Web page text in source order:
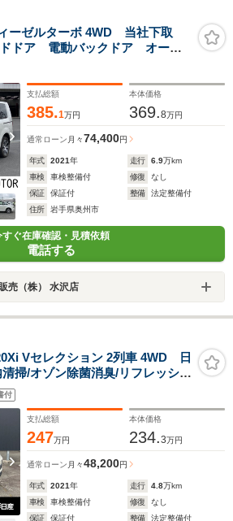
ーゼルターボ 4WD 当社下取
ドア 電動バックドア オート
支払総額
385.1万円
本体価格
369.8万円
通常ローン 月々74,400円
年式 2021年 走行 6.9万km
車検
車検整備付 修復
なし
保証
保証付 整備
法定整備付
住所
岩手県奥州市
すぐ在庫確認・見積依頼
電話する
売（株） 水沢店
Vセレクション 2列車 4WD 日
掃/オゾン除菌消臭/リフレッシュ
付
支払総額
247万円
本体価格
234.3万円
通常ローン 月々48,200円
年式 2021年 走行 4.8万km
車検
車検整備付 修復
なし
保証
保証付 整備
法定整備付